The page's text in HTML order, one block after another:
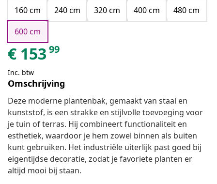
160 cm
240 cm 320 cm 400 cm
480 cm
600 cm
€ 153 99
Inc. btw
Omschrijving
Deze moderne plantenbak, gemaakt van staal en
kunststof, is een strakke en stijlvolle toevoeging voor
je tuin of terras. Hij combineert functionaliteit en
esthetiek, waardoor je hem zowel binnen als buiten
kunt gebruiken. Het industriële uiterlijk past goed bij
eigentijdse decoratie, zodat je favoriete planten er
altijd mooi bij staan.